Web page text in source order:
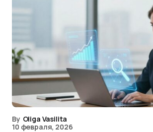
By Oliga Vasilita
10 февраля, 2026